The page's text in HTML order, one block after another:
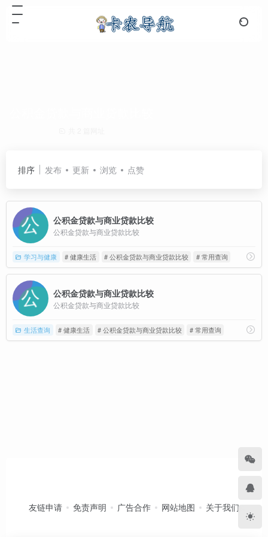
排序 发布 更新 浏览 点赞
公积金贷款与商业贷款比较
公积金贷款与商业贷款比较
学习与健康 # 健康生活 # 公积金贷款与商业贷款比较 # 常用查询
公积金贷款与商业贷款比较
公积金贷款与商业贷款比较
生活查询 # 健康生活 # 公积金贷款与商业贷款比较 # 常用查询
友链申请 免责声明 广告合作 网站地图 关于我们